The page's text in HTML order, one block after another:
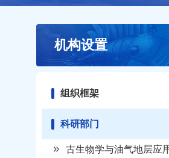
机构设置
组织框架
科研部门
古生物学与油气地层应